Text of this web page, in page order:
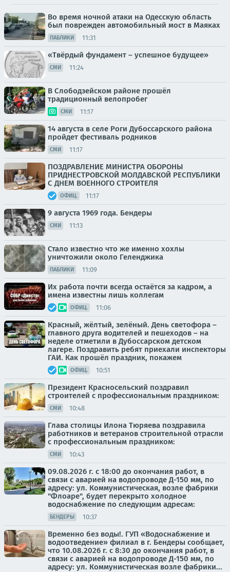
Во время ночной атаки на Одесскую область
был поврежден автомобильный мост в Маяках
ПАБЛИКИ 11:31
«Твёрдый фундамент – успешное будущее»
СМИ 11:24
В Слободзейском районе прошёл
традиционный велопробег
СМИ 11:17
14 августа в селе Роги Дубоссарского района
пройдет фестиваль родников
СМИ 11:17
ПОЗДРАВЛЕНИЕ МИНИСТРА ОБОРОНЫ
ПРИДНЕСТРОВСКОЙ МОЛДАВСКОЙ РЕСПУБЛИКИ
С ДНЕМ ВОЕННОГО СТРОИТЕЛЯ
ОФИЦ. 11:17
9 августа 1969 года. Бендеры
СМИ 11:13
Стало известно что же именно хохлы
уничтожили около Геленджика
ПАБЛИКИ 11:09
Их работа почти всегда остаётся за кадром, а
имена известны лишь коллегам
ОФИЦ. 11:06
Красный, жёлтый, зелёный. День светофора –
главного друга водителей и пешеходов – на
неделе отметили в Дубоссарском детском
лагере. Поздравить ребят приехали инспекторы
ГАИ. Как прошёл праздник, покажем
ОФИЦ. 10:51
Президент Красносельский поздравил
строителей с профессиональным праздником:
СМИ 10:48
Глава столицы Илона Тюряева поздравила
работников и ветеранов строительной отрасли
с профессиональным праздником:
СМИ 10:43
09.08.2026 г. с 18:00 до окончания работ, в
связи с аварией на водопроводе Д-150 мм, по
адресу: ул. Коммунистическая, возле фабрики
"Флоаре", будет перекрыто холодное
водоснабжение по следующим адресам:
БЕНДЕРЫ 10:37
Временно без воды!. ГУП «Водоснабжение и
водоотведение» филиал в г. Бендеры сообщает,
что 10.08.2026 г. с 8:30 до окончания работ, в
связи с аварией на водопроводе Д-150 мм, по
адресу: ул. Коммунистическая возле фабрики...